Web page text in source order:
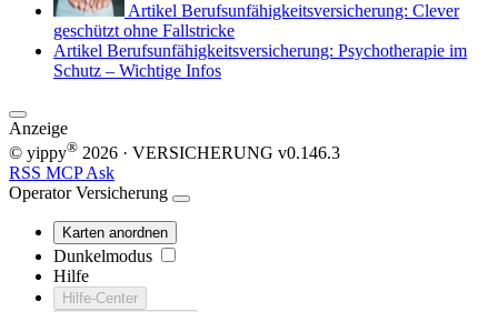
Artikel Berufsunfähigkeitsversicherung: Clever
geschützt ohne Fallstricke
Artikel Berufsunfähigkeitsversicherung: Psychotherapie im
Schutz – Wichtige Infos
Anzeige
© yippy® 2026 · VERSICHERUNG v0.146.3
RSS MCPAsk
Operator Versicherung
Karten anordnen
Dunkelmodus
Hilfe
Hilfe-Center